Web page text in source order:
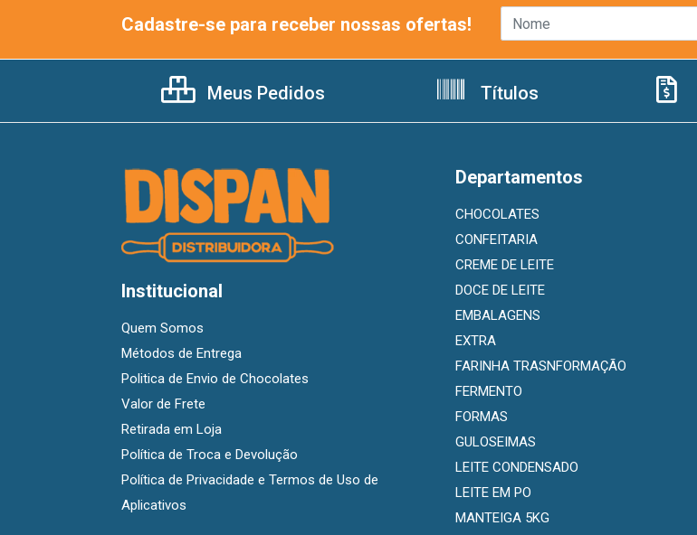
Cadastre-se para receber nossas ofertas!
Meus Pedidos Títulos
Institucional
Quem Somos
Métodos de Entrega
Politica de Envio de Chocolates
Valor de Frete
Retirada em Loja
Política de Troca e Devolução
Política de Privacidade e Termos de Uso de
Aplicativos
Departamentos
CHOCOLATES
CONFEITARIA
CREME DE LEITE
DOCE DE LEITE
EMBALAGENS
EXTRA
FARINHA TRASNFORMAÇÃO
FERMENTO
FORMAS
GULOSEIMAS
LEITE CONDENSADO
LEITE EM PO
MANTEIGA 5KG